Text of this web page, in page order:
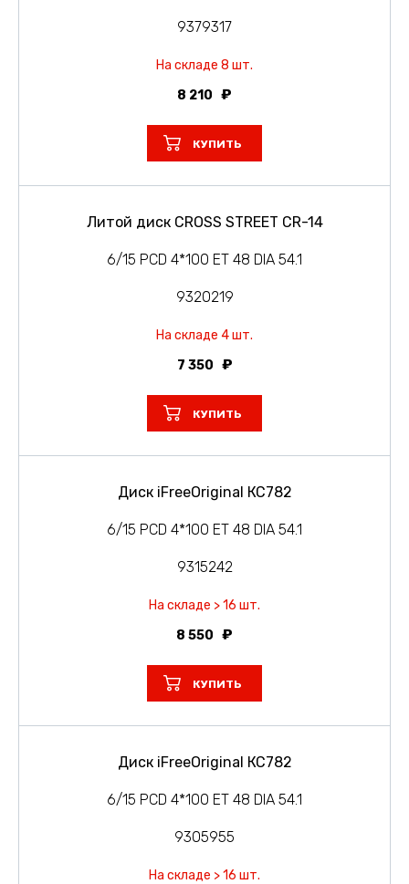
9379317
На складе 8 шт.
8 210
КУПИТЬ
Литой диск CROSS STREET CR-14
6/15 PCD 4*100 ET 48 DIA 54.1
9320219
На складе 4 шт.
7 350
КУПИТЬ
Диск iFreeOriginal КС782
6/15 PCD 4*100 ET 48 DIA 54.1
9315242
На складе > 16 шт.
8 550
КУПИТЬ
Диск iFreeOriginal КС782
6/15 PCD 4*100 ET 48 DIA 54.1
9305955
На складе > 16 шт.